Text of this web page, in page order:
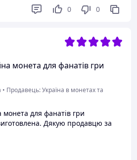
0 0
монета для фанатів гри
• Продавець: Україна в монетах та
для фанатів гри
Дякую продавцю за